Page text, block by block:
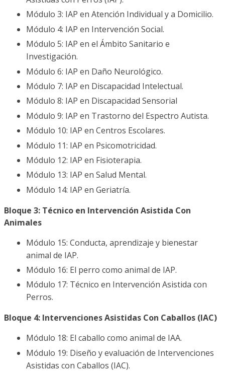
Módulo 3: IAP en Atención Individual y a Domicilio.
Módulo 4: IAP en Intervención Social.
Módulo 5: IAP en el Ámbito Sanitario e
Investigación.
Módulo 6: IAP en Daño Neurológico.
Módulo 7: IAP en Discapacidad Intelectual.
Módulo 8: IAP en Discapacidad Sensorial
Módulo 9: IAP en Trastorno del Espectro Autista.
Módulo 10: IAP en Centros Escolares.
Módulo 11: IAP en Psicomotricidad.
Módulo 12: IAP en Fisioterapia.
Módulo 13: IAP en Salud Mental.
Módulo 14: IAP en Geriatría.
Bloque 3: Técnico en Intervención Asistida Con
Animales
Módulo 15: Conducta, aprendizaje y bienestar
animal de IAP.
Módulo 16: El perro como animal de IAP.
Módulo 17: Técnico en Intervención Asistida con
Perros.
Bloque 4: Intervenciones Asistidas Con Caballos (IAC)
Módulo 18: El caballo como animal de IAA.
Módulo 19: Diseño y evaluación de Intervenciones
Asistidas con Caballos (IAC).